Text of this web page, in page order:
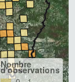
Nombre
d'observations